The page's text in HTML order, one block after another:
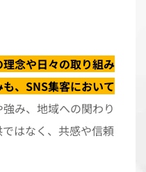
理念や日々の取り組み
、SNS集客において
み、地域への関わり
はなく、共感や信頼